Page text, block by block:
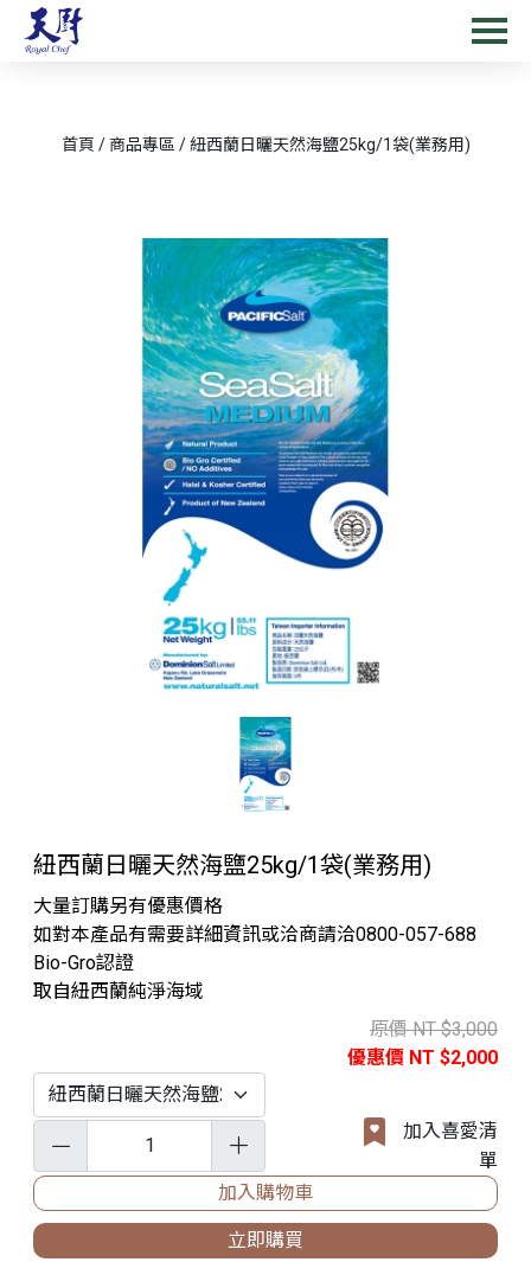
首頁 / 商品專區 / 紐西蘭日曬天然海鹽25kg/1袋(業務用)
紐西蘭日曬天然海鹽25kg/1袋(業務用)
大量訂購另有優惠價格
如對本產品有需要詳細資訊或洽商請洽0800-057-688
Bio-Gro認證
取自紐西蘭純淨海域
原價 NT $3,000
優惠價 NT $2,000
加入喜愛清
單
加入購物車
立即購買